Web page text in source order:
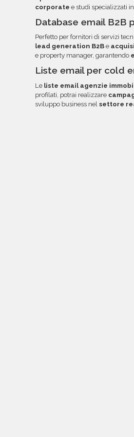
email.
corporate e studi specializzati
Database email B2B
Perfetto per fornitori di servizi
lead generation B2B e
e property manager, garantendo
Liste email per cold
Le liste email agenzie
profilati, potrai realizzare
sviluppo business nel settore